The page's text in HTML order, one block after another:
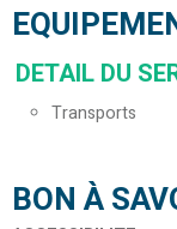
DETAIL DU
Transports
BON À